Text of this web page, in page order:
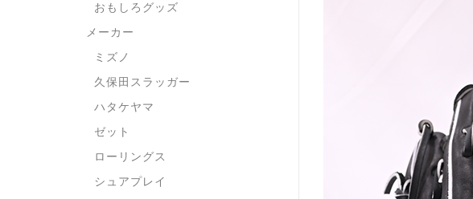
おもしろグッズ
メーカー
ミズノ
久保田スラッガー
ハタケヤマ
ゼット
ローリングス
シュアプレイ